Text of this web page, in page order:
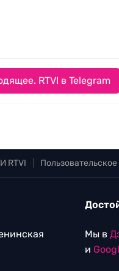
RTVI в Telegram
RTVI
Мы в
и